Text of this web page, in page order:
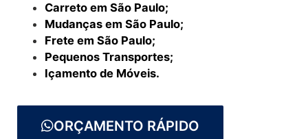
Carreto em São Paulo;
Mudanças em São Paulo;
Frete em São Paulo;
Pequenos Transportes;
Içamento de Móveis.
ORÇAMENTO RÁPIDO